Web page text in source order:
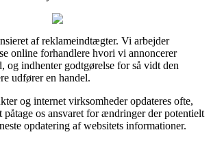
af reklameindtægter. Vi arbejder
online forhandlere hvori vi annoncerer
og indhenter godtgørelse for så vidt den
udfører en handel.
og internet virksomheder opdateres ofte,
os ansvaret for ændringer der potentielt
opdatering af websitets informationer.